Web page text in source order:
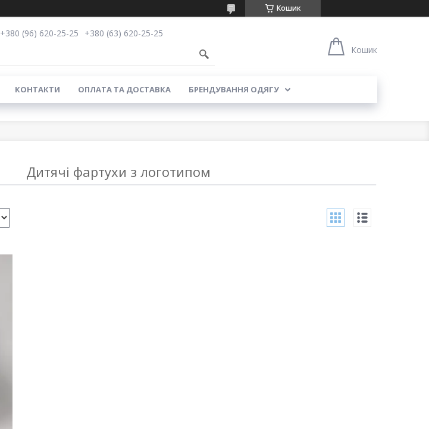
Кошик
+380 (96) 620-25-25
+380 (63) 620-25-25
Кошик
КОНТАКТИ ОПЛАТА ТА ДОСТАВКА БРЕНДУВАННЯ ОДЯГУ
Дитячі фартухи з логотипом